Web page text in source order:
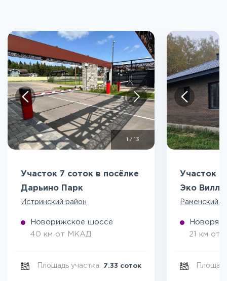
/ 13
Участок 7 соток в посёлке
Дарьино Парк
Истринский район
Новорижское шоссе
40 км от МКАД
Площадь участка: 7.33 соток
Участок 5
Эко
Раменский
21 км от